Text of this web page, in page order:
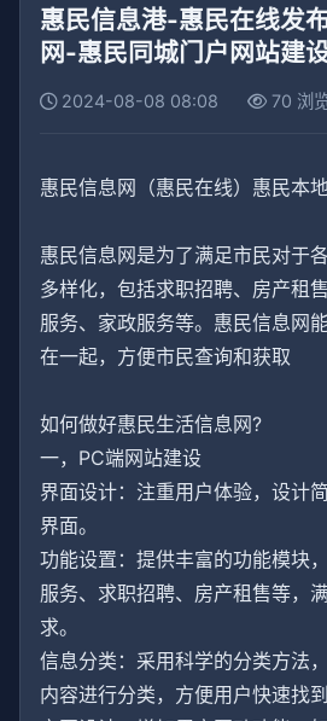
惠民信息港-惠民在线发
网-惠民同城门户网站建
2024-08-08 08:08 70 浏
惠民信息网（惠民在线）惠民本
惠民信息网是为了满足市民对于
多样化，包括求职招聘、房产租
服务、家政服务等。惠民信息网
在一起，方便市民查询和获取
如何做好惠民生活信息网?
一，PC端网站建设
界面设计：注重用户体验，设计
界面。
功能设置：提供丰富的功能模块
服务、求职招聘、房产租售等，
求。
信息分类：采用科学的分类方法
内容进行分类，方便用户快速找到